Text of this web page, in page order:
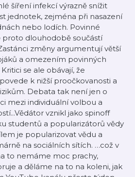
šíření infekcí výrazně snížit
jednotek, zejména při nasazení
nebo lodích. Povinné
proto dlouhodobě součástí
změny argumentují větší
a omezením povinných
se ale obávají, že
k nižší proočkovanosti a
Debata tak není jen o
mezi individuální volbou a
vznikl jako spinoff
studentů a popularizátorů vědy
je popularizovat vědu a
na sociálních sítích. …což v
to nemáme moc prachy,
a děláme na to na koleni, jak